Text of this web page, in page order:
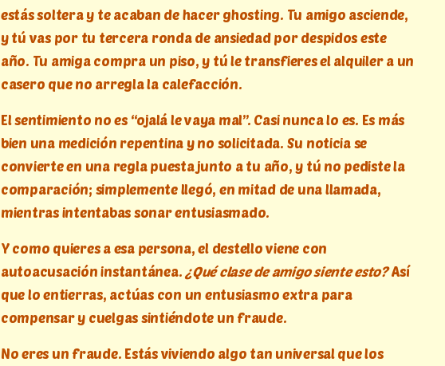
estás soltera y te acaban de hacer ghosting. Tu amigo asciende,
y tú vas por tu tercera ronda de ansiedad por despidos este
año. Tu amiga compra un piso, y tú le transfieres el alquiler a un
casero que no arregla la calefacción.
El sentimiento no es “ojalá le vaya mal”. Casi nunca lo es. Es más
bien una medición repentina y no solicitada. Su noticia se
convierte en una regla puesta junto a tu año, y tú no pediste la
comparación; simplemente llegó, en mitad de una llamada,
mientras intentabas sonar entusiasmado.
Y como quieres a esa persona, el destello viene con
autoacusación instantánea. ¿Qué clase de amigo siente esto?Así
que lo entierras, actúas con un entusiasmo extra para
compensar y cuelgas sintiéndote un fraude.
No eres un fraude. Estás viviendo algo tan universal que los